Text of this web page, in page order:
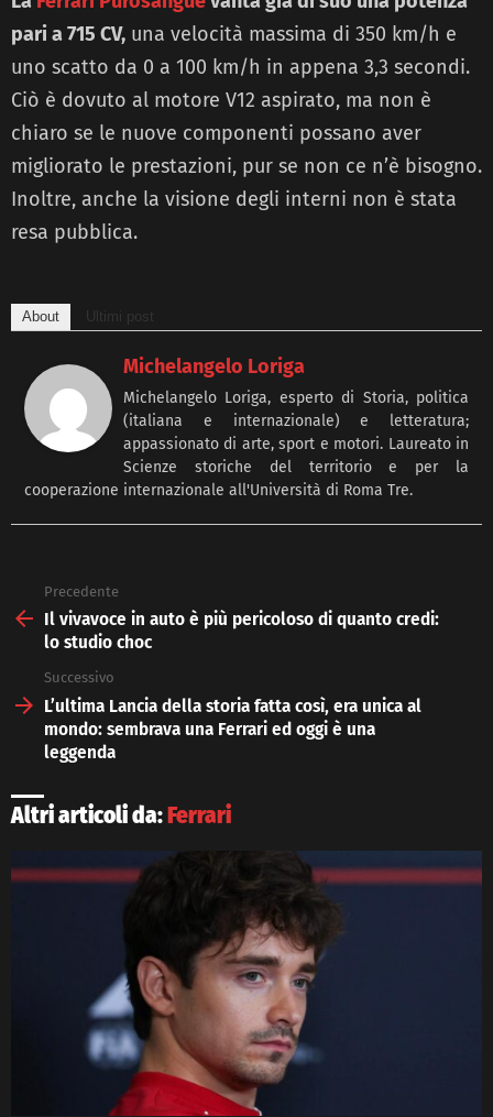
pari a 715 CV, una velocità massima di 350 km/h e
uno scatto da 0 a 100 km/h in appena 3,3 secondi.
Ciò è dovuto al motore V12 aspirato, ma non è
chiaro se le nuove componenti possano aver
migliorato le prestazioni, pur se non ce n’è bisogno.
Inoltre, anche la visione degli interni non è stata
resa pubblica.
About Ultimi post
Michelangelo Loriga
Michelangelo Loriga, esperto di Storia, politica
(italiana e internazionale) e letteratura;
appassionato di arte, sport e motori. Laureato in
Scienze storiche del territorio e per la
cooperazione internazionale all'Università di Roma Tre.
more
Precedente
Il vivavoce in auto è più pericoloso di quanto credi:
lo studio choc
Successivo
L’ultima Lancia della storia fatta così, era unica al
mondo: sembrava una Ferrari ed oggi è una
leggenda
Altri articoli da:Ferrari